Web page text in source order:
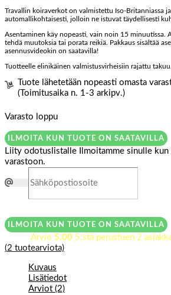
Travallin koiraverkot on valmistettu Iso-Britanniassa
automallikohtaisesti, jolloin ne istuvat täydellisesti
Asentaminen käy nopeasti, vain noin 15 minuutissa.
tehdä muutoksia tai porata reikiä. Pakkaus sisältää
asennusvideokin on saatavilla!
Tuotteelle elinikäinen valmistusvirheisiin rajattu takuu.
Tuote lähetetään nopeasti omasta
(Toimitusaika n. 1-3 arkipv.)
Varasto loppu
ILMOITA KUN TUOTE ON SAATAVILLA
Liity odotuslistalle
Ilmoitamme sinulle
varastoon.
ILMOITA KUN TUOTE ON SAATAVILLA
Arvio 5.005:stä perustuen 2
(2 tuotearviota)
Kuvaus
Lisätiedot
Arviot (2)